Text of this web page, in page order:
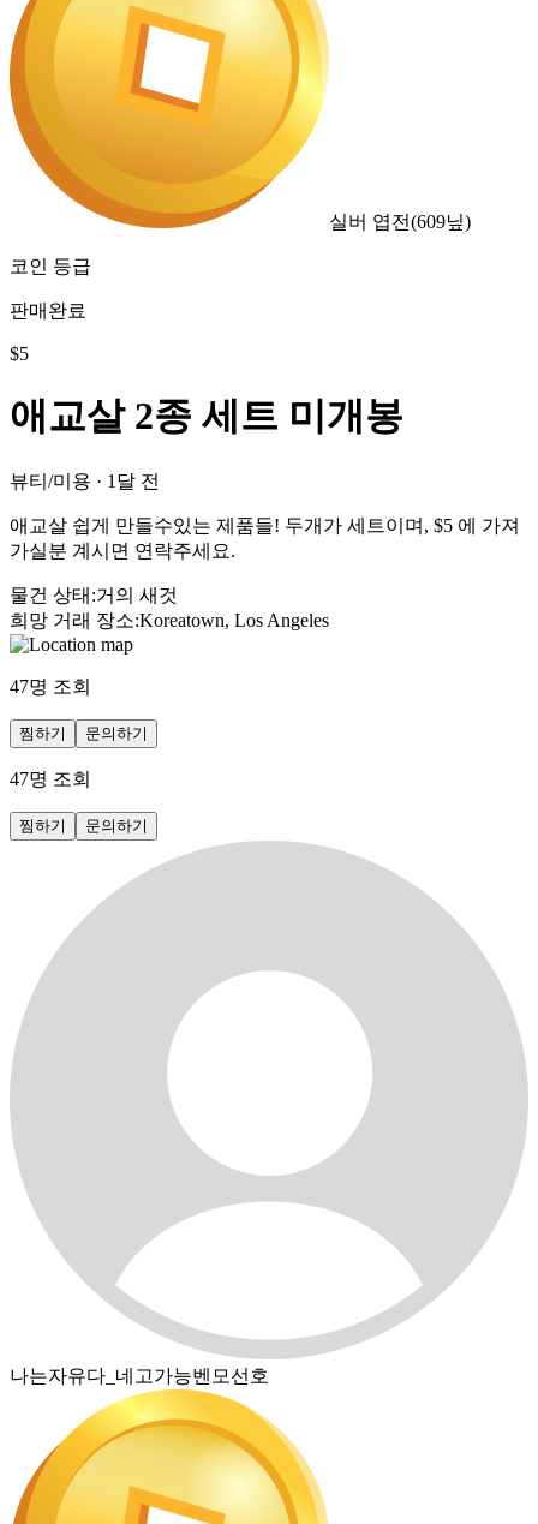
실버 엽전(609닢)
코인 등급
판매완료
$5
애교살 2종 세트 미개봉
뷰티/미용 · 1달 전
애교살 쉽게 만들수있는 제품들! 두개가 세트이며, $5 에 가져
가실분 계시면 연락주세요.
물건 상태 :거의 새것
희망 거래 장소:Koreatown, Los Angeles
47명 조회
찜하기 문의하기
47명 조회
찜하기 문의하기
나는자유다_네고가능벤모선호